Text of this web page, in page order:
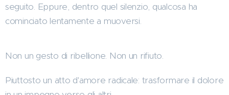
seguito. Eppure, dentro quel silenzio, qualcosa ha
cominciato lentamente a muoversi.
Non un gesto di ribellione. Non un rifiuto.
Piuttosto un atto d'amore radicale: trasformare il dolore